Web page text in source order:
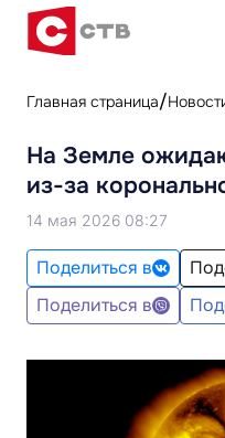
Главная страница
На Земле
из-за
14 мая 2026 08:27
Поделиться в
Поделиться в